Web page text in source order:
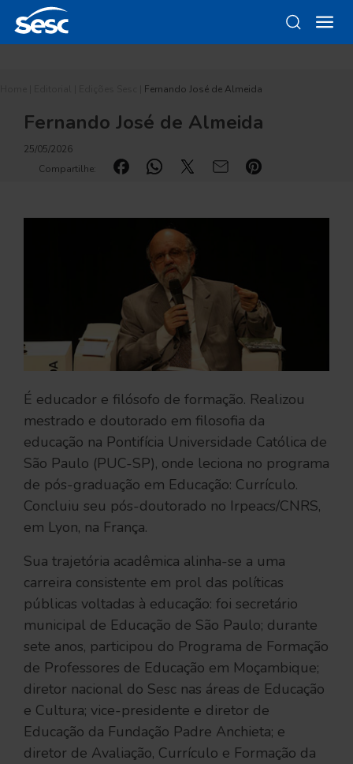
Fernando José de Almeida
Fernando José de Almeida
25/05/2026
Compartilhe:
É educador e filósofo de formação. Realizou
mestrado e doutorado em filosofia da
educação na Pontifícia Universidade Católica de
São Paulo (PUC-SP), onde leciona no programa
de pós-graduação em Educação: Currículo.
Concluiu seu pós-doutorado no Irpeacs/CNRS,
em Lyon, na França.
Sua trajetória acadêmica alinha-se a uma
carreira consistente em prol das políticas
públicas voltadas à educação: foi secretário
municipal de Educação de São Paulo; durante
sete anos, participou do Programa de Formação
de Professores de Educação em Moçambique;
diretor nacional do Sesc nas áreas de Educação
e Cultura; vice-presidente e diretor de
Educação da Fundação Padre Anchieta; e
diretor de Avaliação, Currículo e Formação da